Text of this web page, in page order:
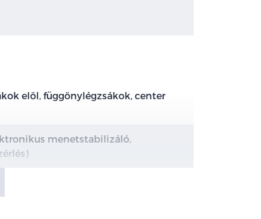
elöl, függönylégzsákok, center
menetstabilizáló,